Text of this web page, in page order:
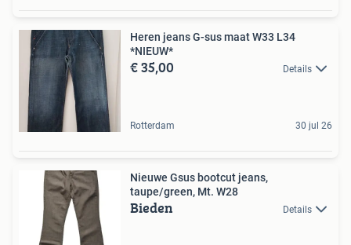
Heren jeans G-sus maat W33 L34
*NIEUW*
€ 35,00 Details
Rotterdam 30 jul 26
Nieuwe Gsus bootcut jeans,
taupe/green, Mt. W28
Bieden Details